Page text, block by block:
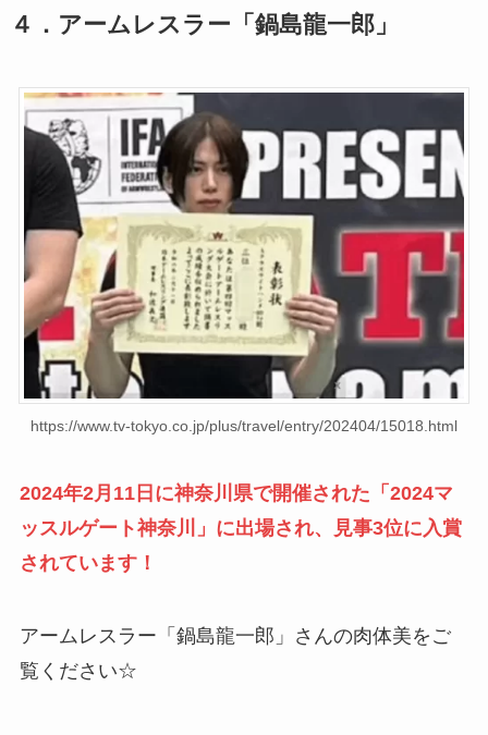
４．アームレスラー「鍋島龍一郎」
https://www.tv-tokyo.co.jp/plus/travel/entry/202404/15018.html
2024年2月11日に神奈川県で開催された「2024マ
ッスルゲート神奈川」に出場され、見事3位に入賞
されています！
アームレスラー「鍋島龍一郎」さんの肉体美をご
覧ください☆